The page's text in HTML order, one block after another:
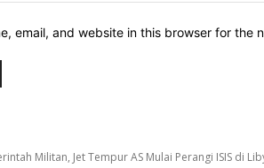
email, and website in this browser for the